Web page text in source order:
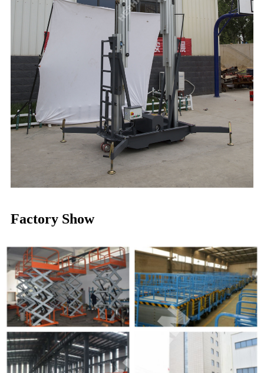
Factory Show